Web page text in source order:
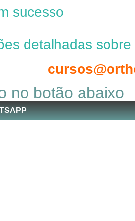
sucesso
detalhadas sobre
no botão abaixo